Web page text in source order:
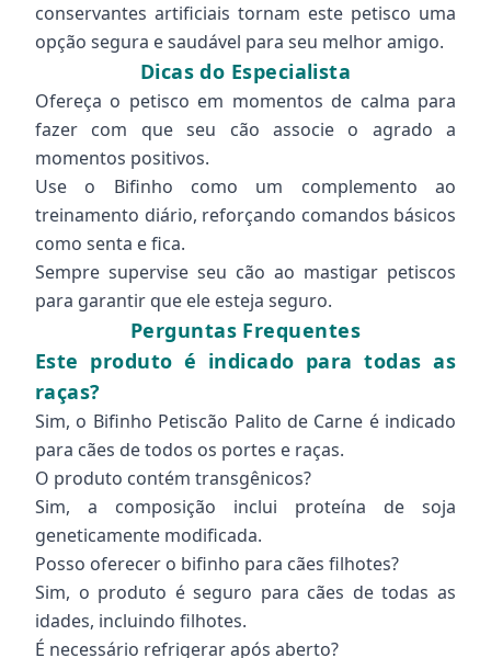
conservantes artificiais tornam este petisco uma
opção segura e saudável para seu melhor amigo.
Dicas do Especialista
Ofereça o petisco em momentos de calma para
fazer com que seu cão associe o agrado a
momentos positivos.
Use o Bifinho como um complemento ao
treinamento diário, reforçando comandos básicos
como senta e fica.
Sempre supervise seu cão ao mastigar petiscos
para garantir que ele esteja seguro.
Perguntas Frequentes
Este produto é indicado para todas as
raças?
Sim, o Bifinho Petiscão Palito de Carne é indicado
para cães de todos os portes e raças.
O produto contém transgênicos?
Sim, a composição inclui proteína de soja
geneticamente modificada.
Posso oferecer o bifinho para cães filhotes?
Sim, o produto é seguro para cães de todas as
idades, incluindo filhotes.
É necessário refrigerar após aberto?